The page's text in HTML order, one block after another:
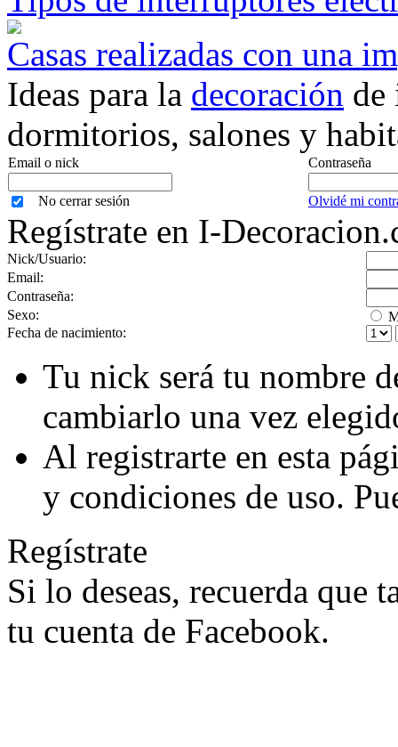
Casas realizadas con una
Ideas para la decoración de
dormitorios, salones y
Email o nick Contraseña
No cerrar sesión Olvidé mi
Regístrate en I-
Nick/Usuario:
Email:
Contraseña:
Sexo:
Fecha de nacimiento:
Tu nick será tu nombre
cambiarlo una vez
Al registrarte en esta
y condiciones de uso.
Regístrate
Si lo deseas, recuerda que
tu cuenta de Facebook.